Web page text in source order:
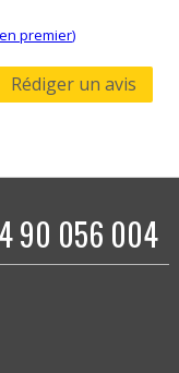
premier)
Rédiger un avis
90 056 004